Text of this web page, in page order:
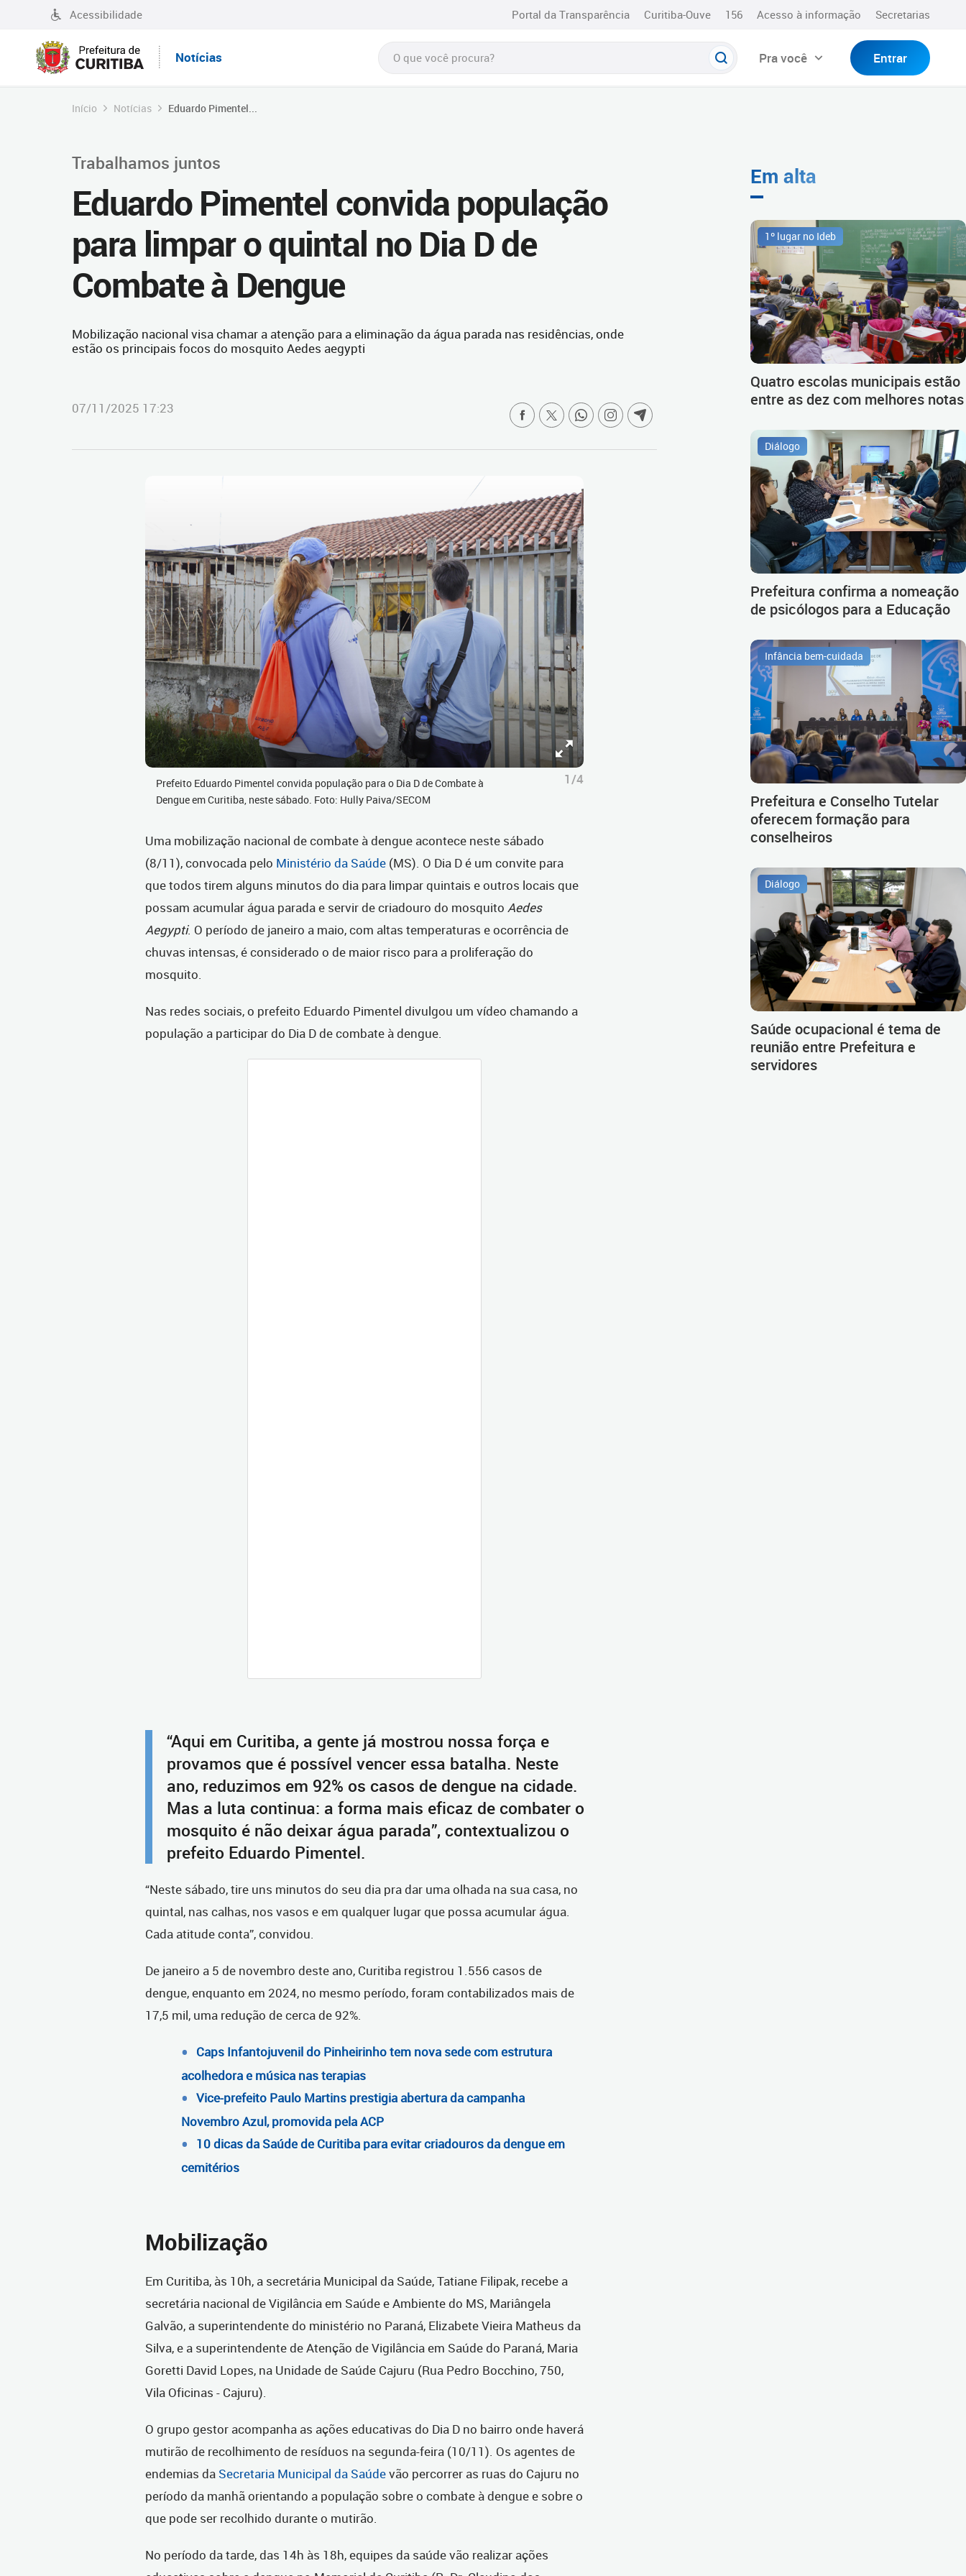
Acessibilidade Portal da Transparência Curitiba-Ouve 156 Acesso à informação Secretarias
Notícias Pra você Entrar
Início Notícias Eduardo Pimentel...
Trabalhamos juntos
Eduardo Pimentel convida população
para limpar o quintal no Dia D de
Combate à Dengue
Mobilização nacional visa chamar a atenção para a eliminação da água parada nas residências, onde
estão os principais focos do mosquito Aedes aegypti
07/11/2025 17:23
Prefeito Eduardo Pimentel convida população para o Dia D de Combate à
Dengue em Curitiba, neste sábado. Foto: Hully Paiva/SECOM
1/4
Uma mobilização nacional de combate à dengue acontece neste sábado
(8/11), convocada pelo Ministério da Saúde (MS). O Dia D é um convite para
que todos tirem alguns minutos do dia para limpar quintais e outros locais que
possam acumular água parada e servir de criadouro do mosquito Aedes
Aegypti. O período de janeiro a maio,com altas temperaturas e ocorrência de
chuvas intensas, é considerado o de maior risco para a proliferação do
mosquito.
Nas redes sociais, o prefeito Eduardo Pimentel divulgou um vídeo chamando a
população a participar do Dia D de combate à dengue.
“Aqui em Curitiba, a gente já mostrou nossa força e
provamos que é possível vencer essa batalha. Neste
ano, reduzimos em 92% os casos de dengue na cidade.
Mas a luta continua: a forma mais eficaz de combater o
mosquito é não deixar água parada”, contextualizou o
prefeito Eduardo Pimentel.
“Neste sábado, tire uns minutos do seu dia pra dar uma olhada na sua casa, no
quintal, nas calhas, nos vasos e em qualquer lugar que possa acumular água.
Cada atitude conta”, convidou.
De janeiro a 5 de novembro deste ano, Curitiba registrou 1.556 casos de
dengue, enquanto em 2024, no mesmo período, foram contabilizados mais de
17,5 mil, uma redução de cerca de 92%.
Caps Infantojuvenil do Pinheirinho tem nova sede com estrutura
acolhedora e música nas terapias
Vice-prefeito Paulo Martins prestigia abertura da campanha
Novembro Azul, promovida pela ACP
10 dicas da Saúde de Curitiba para evitar criadouros da dengue em
cemitérios
Mobilização
Em Curitiba, às 10h, a secretária Municipal da Saúde, Tatiane Filipak, recebe a
secretária nacional de Vigilância em Saúde e Ambiente do MS, Mariângela
Galvão, a superintendente do ministério no Paraná, Elizabete Vieira Matheus da
Silva, e a superintendente de Atenção de Vigilância em Saúde do Paraná, Maria
Goretti David Lopes, na Unidade de Saúde Cajuru (Rua Pedro Bocchino, 750,
Vila Oficinas - Cajuru).
O grupo gestor acompanha as ações educativas do Dia D no bairro onde haverá
mutirão de recolhimento de resíduos na segunda-feira (10/11). Os agentes de
endemias da Secretaria Municipal da Saúdevão percorrer as ruas do Cajuru no
período da manhã orientando a população sobre o combate à dengue e sobre o
que pode ser recolhido durante o mutirão.
No período da tarde, das 14h às 18h, equipes da saúde vão realizar ações
Em alta
1º lugar no Ideb
Quatro escolas municipais estão
entre as dez com melhores notas
Diálogo
Prefeitura confirma a nomeação
de psicólogos para a Educação
Infância bem-cuidada
Prefeitura e Conselho Tutelar
oferecem formação para
conselheiros
Diálogo
Saúde ocupacional é tema de
reunião entre Prefeitura e
servidores